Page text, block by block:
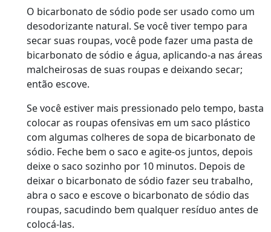
O bicarbonato de sódio pode ser usado como um
desodorizante natural. Se você tiver tempo para
secar suas roupas, você pode fazer uma pasta de
bicarbonato de sódio e água, aplicando-a nas áreas
malcheirosas de suas roupas e deixando secar;
então escove.
Se você estiver mais pressionado pelo tempo, basta
colocar as roupas ofensivas em um saco plástico
com algumas colheres de sopa de bicarbonato de
sódio. Feche bem o saco e agite-os juntos, depois
deixe o saco sozinho por 10 minutos. Depois de
deixar o bicarbonato de sódio fazer seu trabalho,
abra o saco e escove o bicarbonato de sódio das
roupas, sacudindo bem qualquer resíduo antes de
colocá-las.